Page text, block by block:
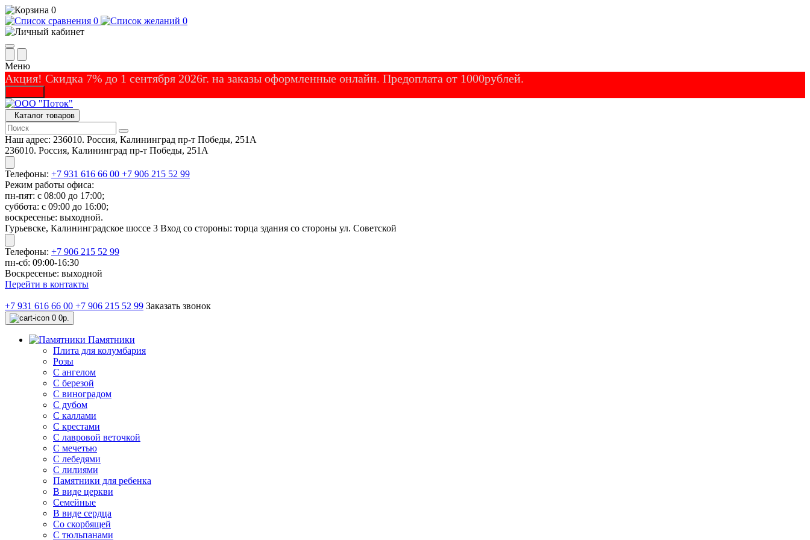
0
0
0
Меню
Акция! Скидка 7% до 1 сентября 2026г. на заказы оформленные онлайн. Предоплата от 1000рублей.
Каталог товаров
Наш адрес: 236010. Россия, Калининград пр-т Победы, 251А
236010. Россия, Калининград пр-т Победы, 251А
Телефоны: +7 931 616 66 00 +7 906 215 52 99
Режим работы офиса:
пн-пят: с 08:00 до 17:00;
суббота: с 09:00 до 16:00;
воскресенье: выходной.
Гурьевске, Калининградское шоссе 3 Вход со стороны: торца здания со стороны ул. Советской
Телефоны: +7 906 215 52 99
пн-сб: 09:00-16:30
Воскресенье: выходной
Перейти в контакты
+7 931 616 66 00 +7 906 215 52 99 Заказать звонок
0 0р.
Памятники
Плита для колумбария
Розы
C ангелом
C березой
С виноградом
С дубом
С каллами
С крестами
С лавровой веточкой
С мечетью
C лебедями
С лилиями
Памятники для ребенка
В виде церкви
Семейные
В виде сердца
Со скорбящей
С тюльпанами